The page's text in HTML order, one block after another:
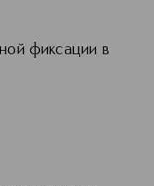
фиксации в